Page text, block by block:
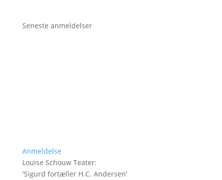
Seneste anmeldelser
Anmeldelse
Louise Schouw Teater:
'Sigurd fortæller H.C. Andersen'